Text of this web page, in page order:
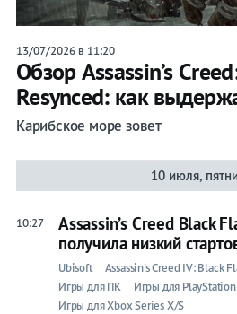
13/07/2026 в 11:20
Обзор Assassin’s
Resynced: как
Карибское море зовет
10 июля,
10:27
Assassin’s Creed Black
получила низкий
Ubisoft Assassin's Creed IV: Black
Игры для ПК
Игры для
Игры для Xbox Series X/S